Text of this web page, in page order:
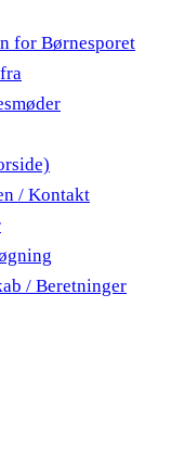
for Børnesporet
/ Kontakt
/ Beretninger